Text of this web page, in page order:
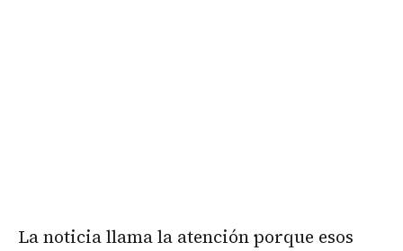
La noticia llama la atención porque esos